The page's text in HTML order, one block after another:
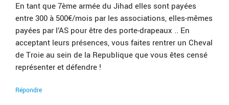
En tant que 7ème armée du Jihad elles sont payées
entre 300 à 500€/mois par les associations, elles-mêmes
payées par l’AS pour être des porte-drapeaux .. En
acceptant leurs présences, vous faites rentrer un Cheval
de Troie au sein de la Republique que vous êtes censé
représenter et défendre !
Répondre